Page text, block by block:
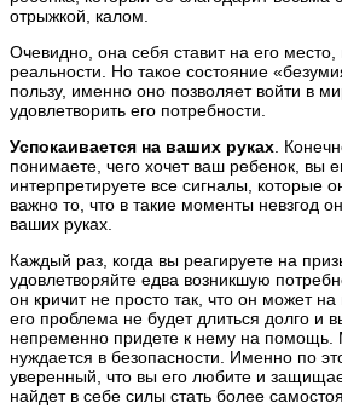
отрыжкой, калом.
Очевидно, она себя ставит на его место,
реальности. Но такое состояние
пользу, именно оно позволяет войти в
удовлетворить его потребности.
Успокаивается на ваших руках .
понимаете, чего хочет ваш ребенок, вы
интерпретируете все сигналы, которые
важно то, что в такие моменты невзгод
ваших руках.
Каждый раз, когда вы реагируете на
удовлетворяйте едва возникшую
он кричит не просто так, что он может на
его проблема не будет длиться долго и
непременно придете к нему на помощь.
нуждается в безопасности. Именно по
уверенный, что вы его любите и
найдет в себе силы стать более